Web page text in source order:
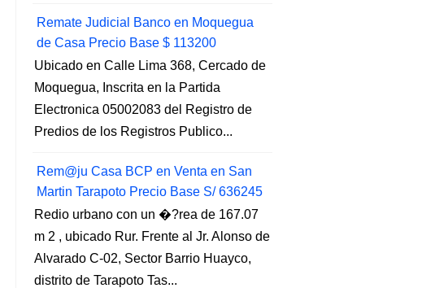
Remate Judicial Banco en Moquegua
de Casa Precio Base $ 113200
Ubicado en Calle Lima 368, Cercado de
Moquegua, Inscrita en la Partida
Electronica 05002083 del Registro de
Predios de los Registros Publico...
Rem@ju Casa BCP en Venta en San
Martin Tarapoto Precio Base S/ 636245
Redio urbano con un �?rea de 167.07
m 2 , ubicado Rur. Frente al Jr. Alonso de
Alvarado C-02, Sector Barrio Huayco,
distrito de Tarapoto Tas...